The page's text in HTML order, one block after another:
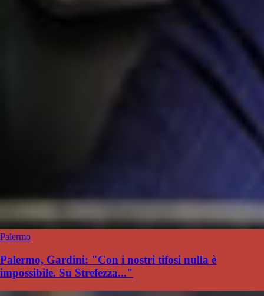
Palermo
Palermo, Gardini: "Con i nostri tifosi nulla è
impossibile. Su Strefezza..."